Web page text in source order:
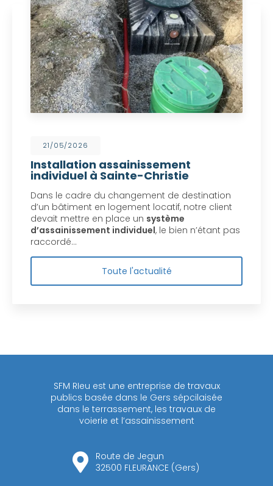
21/05/2026
Installation assainissement
individuel à Sainte-Christie
Dans le cadre du changement de destination
d’un bâtiment en logement locatif, notre client
devait mettre en place un système
d’assainissement individuel, le bien n’étant pas
raccordé…
Toute l'actualité
SFM RIeu est une entreprise de travaux
publics basée dans le Gers sépcilaisée
dans le terrassement, les travaux de
voierie et l’assainissement
Route de Jegun
32500 FLEURANCE (Gers)